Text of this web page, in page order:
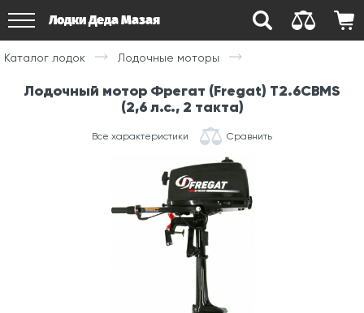
Лодки Деда Мазая
Каталог лодок Лодочные моторы
Лодочный мотор Фрегат (Fregat) T2.6CBMS
(2,6 л.с., 2 такта)
Все характеристики Сравнить